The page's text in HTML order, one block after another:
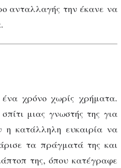
ανταλλαγής την έκανε να
χρόνο χωρίς χρήματα.
μιας γνωστής της για
η κατάλληλη ευκαιρία να
τα πράγματά της και
της, όπου κατέγραφε